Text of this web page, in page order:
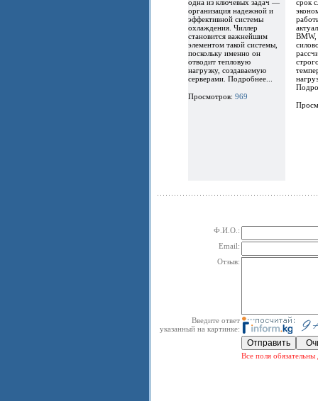
одна из ключевых задач —
организация надежной и
эффективной системы
охлаждения. Чиллер
становится важнейшим
элементом такой системы,
поскольку именно он
отводит тепловую
нагрузку, создаваемую
серверами. Подробнее...
Просмотров: 969
срок
BMW,
Ф.И.О.:
Email:
Отзыв:
Введите ответ
указанный на картинке:
Все поля обязательны